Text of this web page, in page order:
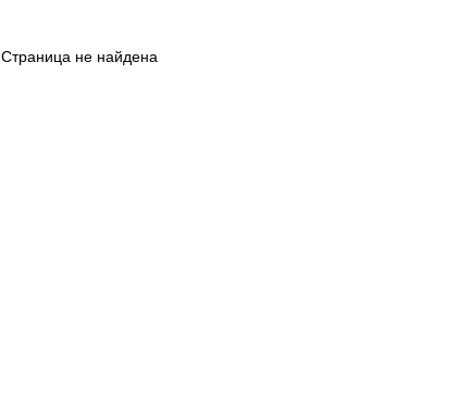
Страница не найдена